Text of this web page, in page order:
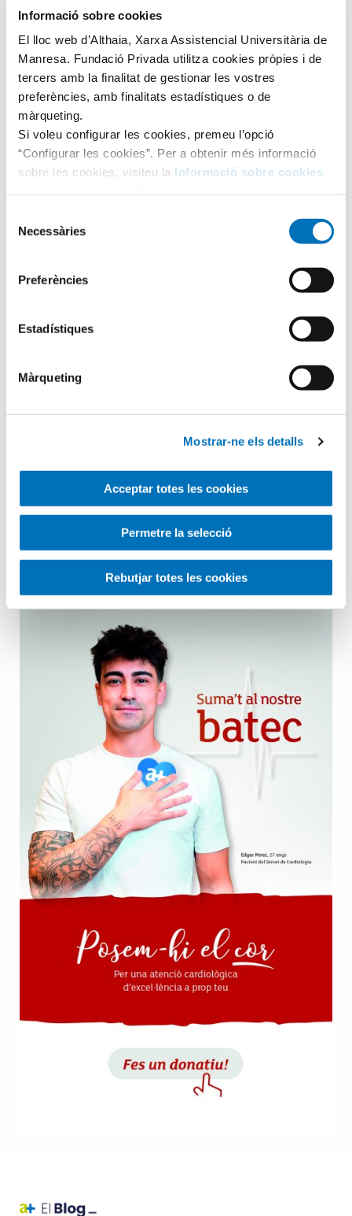
Informació sobre cookies
El lloc web d’Althaia, Xarxa Assistencial Universitària de
Manresa. Fundació Privada utilitza cookies pròpies i de
tercers amb la finalitat de gestionar les vostres
preferències, amb finalitats estadístiques o de
màrqueting.
Si voleu configurar les cookies, premeu l’opció
“Configurar les cookies”. Per a obtenir més informació
sobre les cookies, visiteu la Informació sobre cookies
Necessàries
Preferències
Estadístiques
Màrqueting
Mostrar-ne els detalls
Acceptar totes les cookies
Permetre la selecció
Rebutjar totes les cookies